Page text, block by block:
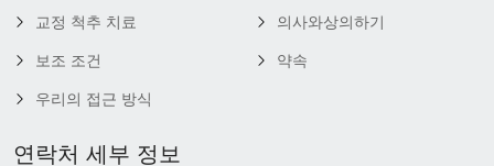
교정 척추 치료
보조 조건
우리의 접근 방식
의사와상의하기
약속
연락처 세부 정보